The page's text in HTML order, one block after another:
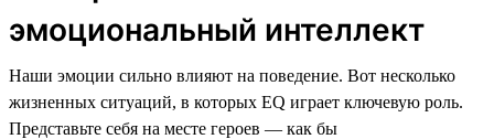
эмоциональный интеллект
Наши эмоции сильно влияют на поведение. Вот несколько
жизненных ситуаций, в которых EQ играет ключевую роль.
Представьте себя на месте героев — как бы